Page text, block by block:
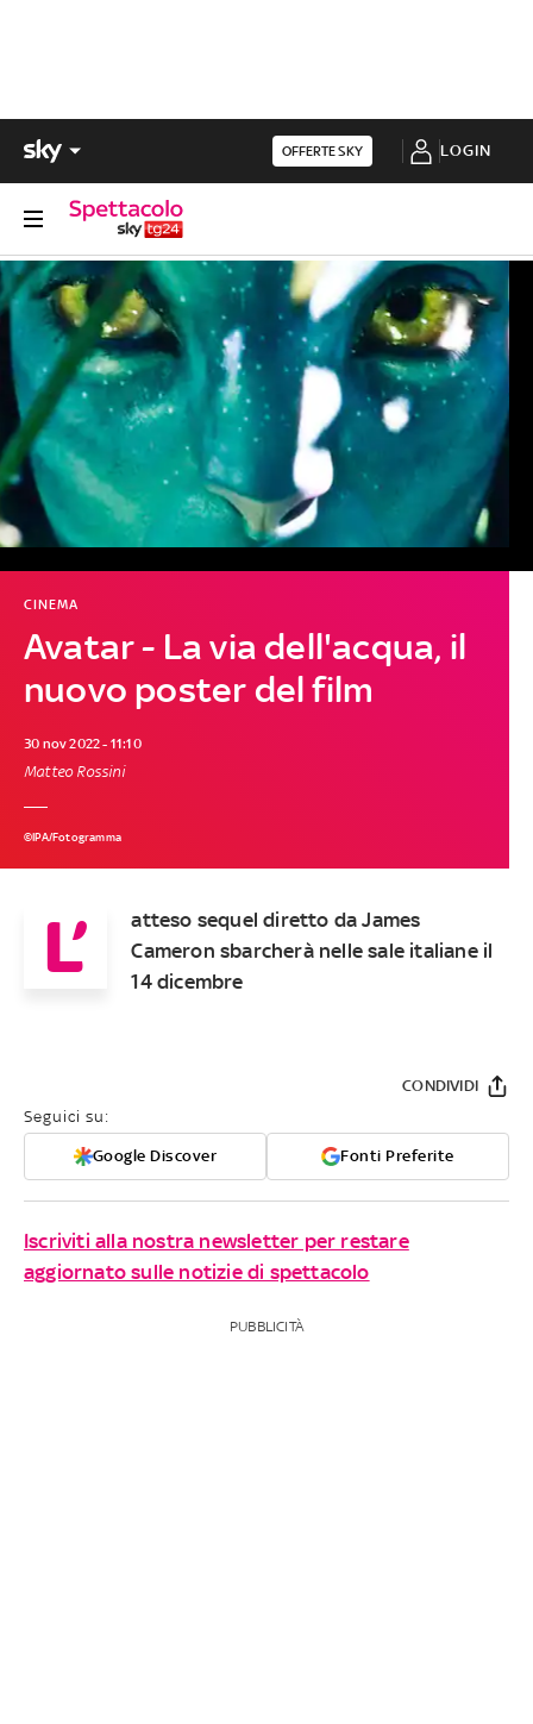
OFFERTE SKY LOGIN
Avatar - La via dell'acqua, il
nuovo poster del film
CINEMA
30 nov 2022 - 11:10
Matteo Rossini
©IPA/Fotogramma
L’
atteso sequel diretto da James
Cameron sbarcherà nelle sale italiane il
14 dicembre
Seguici su:
Google Discover Fonti Preferite
CONDIVIDI
Iscriviti alla nostra newsletter per restare
aggiornato sulle notizie di spettacolo
PUBBLICITÀ